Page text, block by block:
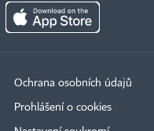
Ochrana osobních údajů
Prohlášení o cookies